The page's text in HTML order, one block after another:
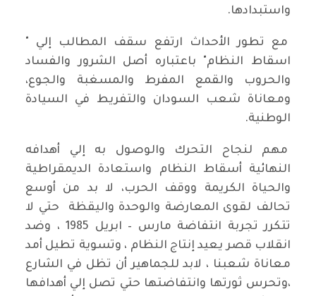
واستبدادها.
مع تطور الأحداث ارتفع سقف المطالب إلي "
اسقاط النظام" باعتباره أصل الشرور والفساد
والحروب والقمع المفرط والمسغبة والجوع،
ومعاناة شعب السودان والتفريط في السيادة
الوطنية.
مهم لنجاح التحرك والوصول به إلي أهدافه
النهائية أسقاط النظام واستعادة الديمقراطية
والحياة الكريمة ووقف الحرب، لا بد من أوسع
تحالف لقوى المعارضة والوحدة واليقظة حتي لا
تتكرر تجربة انتفاضة مارس – ابريل 1985 ، وضد
انقلاب قصر يعيد إنتاج النظام ، وتسوية تطيل أمد
معاناة شعبنا ، لابد للجماهير أن تظل في الشارع
،وتحرس ثورتها وانتفاضتها حتي تصل إلي أهدافها